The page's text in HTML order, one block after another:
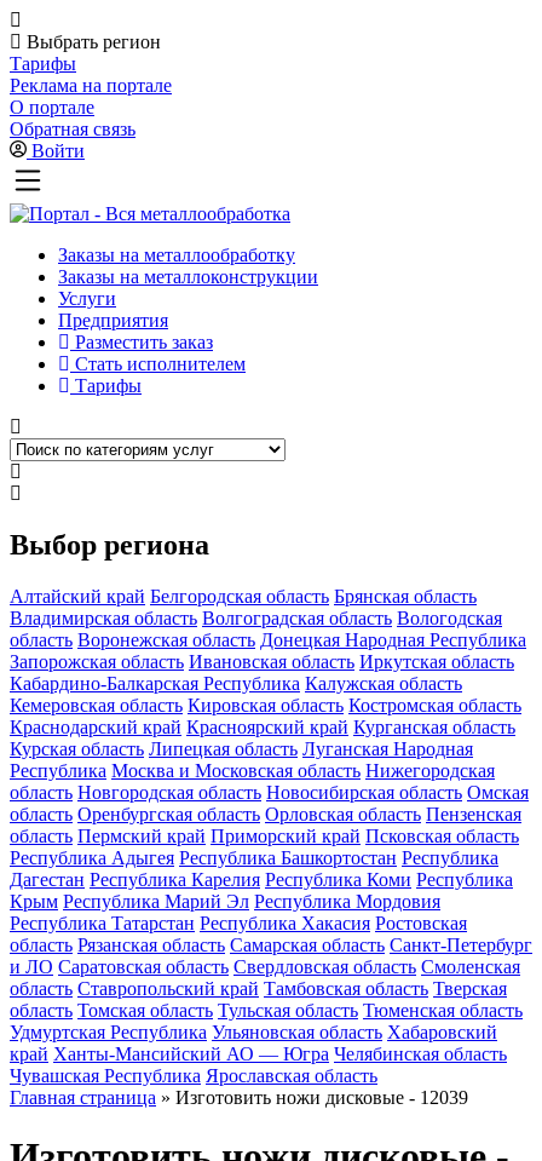
Выбрать регион
Тарифы
Реклама на портале
О портале
Обратная связь
Войти
Заказы на металлообработку
Заказы на металлоконструкции
Услуги
Предприятия
Разместить заказ
Стать исполнителем
Тарифы
Выбор региона
Алтайский край Белгородская область Брянская область
Владимирская область Волгоградская область Вологодская
область Воронежская область Донецкая Народная Республика
Запорожская область Ивановская область Иркутская область
Кабардино-Балкарская Республика Калужская область
Кемеровская область Кировская область Костромская область
Краснодарский край Красноярский край Курганская область
Курская область Липецкая область Луганская Народная
Республика Москва и Московская область Нижегородская
область Новгородская область Новосибирская область Омская
область Оренбургская область Орловская область Пензенская
область Пермский край Приморский край Псковская область
Республика Адыгея Республика Башкортостан Республика
Дагестан Республика Карелия Республика Коми Республика
Крым Республика Марий Эл Республика Мордовия
Республика Татарстан Республика Хакасия Ростовская
область Рязанская область Самарская область Санкт-Петербург
и ЛО Саратовская область Свердловская область Смоленская
область Ставропольский край Тамбовская область Тверская
область Томская область Тульская область Тюменская область
Удмуртская Республика Ульяновская область Хабаровский
край Ханты-Мансийский АО — Югра Челябинская область
Чувашская Республика Ярославская область
Главная страница » Изготовить ножи дисковые - 12039